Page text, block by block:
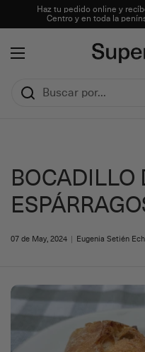
Ir al contenidoHaz tu pedido online y
Centro y en toda la
Abrir menú
BOCADILLO
07 de May, 2024 Eugenia Setién